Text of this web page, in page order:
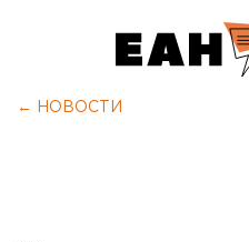
← НОВОСТИ